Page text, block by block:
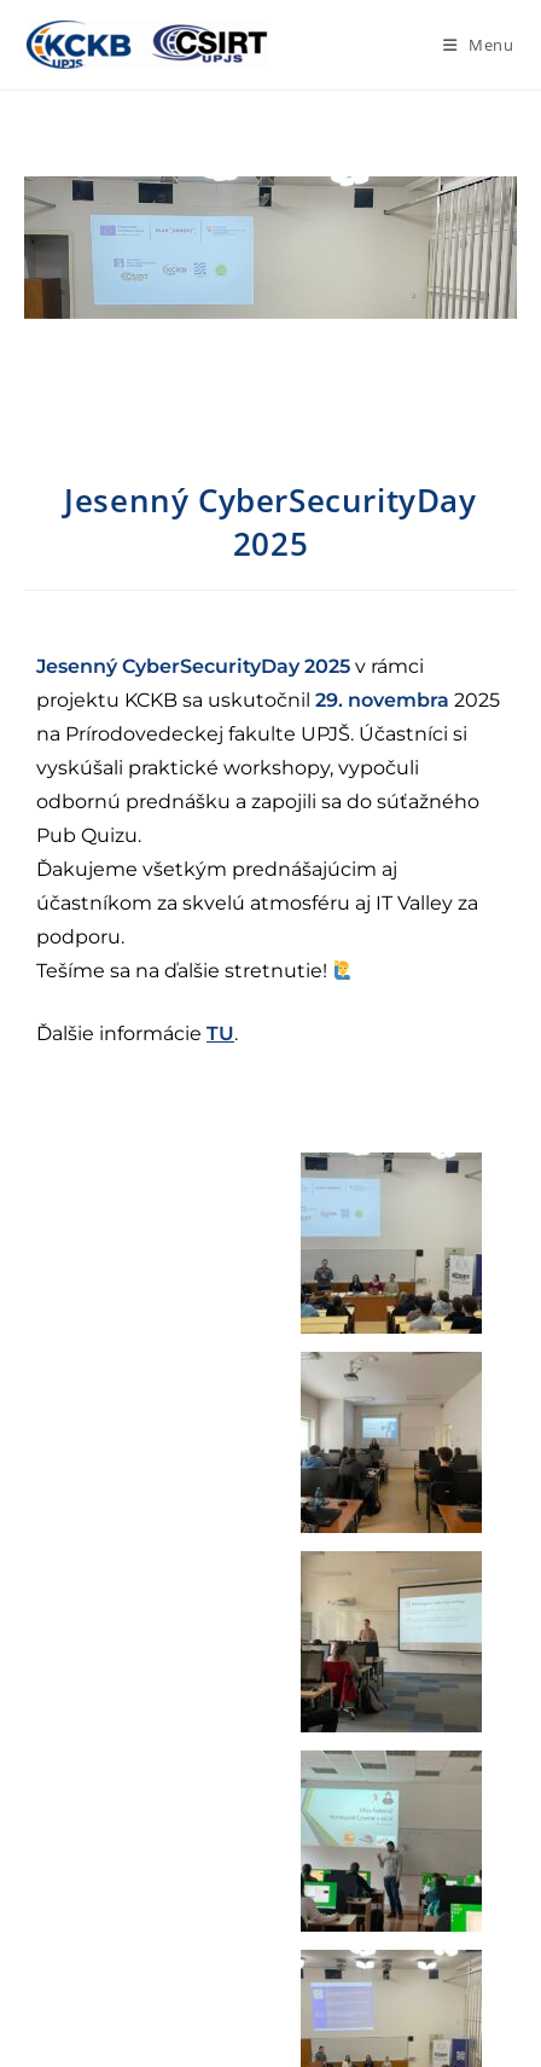
Menu
Jesenný CyberSecurityDay
2025
Jesenný CyberSecurityDay 2025 v rámci
projektu KCKB sa uskutočnil 29. novembra 2025
na Prírodovedeckej fakulte UPJŠ. Účastníci si
vyskúšali praktické workshopy, vypočuli
odbornú prednášku a zapojili sa do súťažného
Pub Quizu.
Ďakujeme všetkým prednášajúcim aj
účastníkom za skvelú atmosféru aj IT Valley za
podporu.
Tešíme sa na ďalšie stretnutie!
Ďalšie informácie TU.